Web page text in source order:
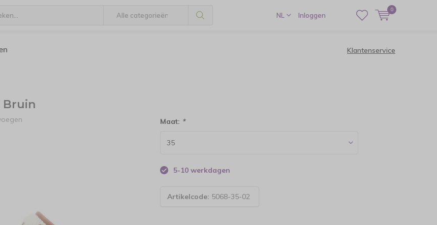
NL Inloggen
0
Klantenservice
Bruin
Maat: *
5-10 werkdagen
Artikelcode: 5068-35-02